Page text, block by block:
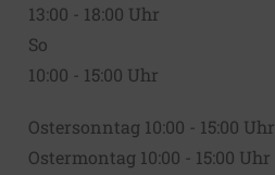
13:00 - 18:00 Uhr
So
10:00 - 15:00 Uhr
Ostersonntag 10:00 - 15:00 Uhr
Ostermontag 10:00 - 15:00 Uhr